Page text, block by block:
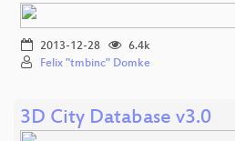
2013-12-28
6.4k
Felix "tmbinc" Domke
3D City Database v3.0